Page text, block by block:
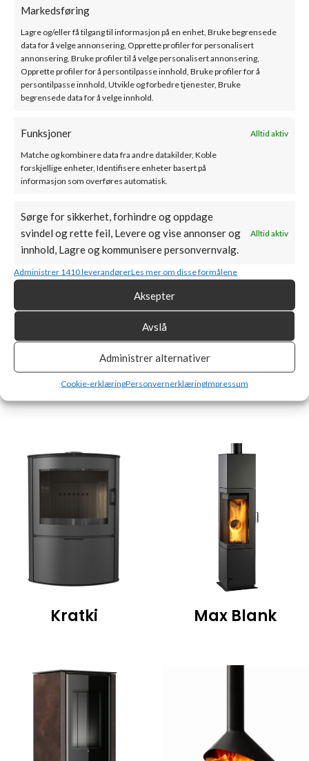
Markedsføring
Lagre og/eller få tilgang til informasjon på en enhet, Bruke begrensede
data for å velge annonsering, Opprette profiler for personalisert
annonsering, Bruke profiler til å velge personalisert annonsering,
Opprette profiler for å persontilpasse innhold, Bruke profiler for å
persontilpasse innhold, Utvikle og forbedre tjenester, Bruke
begrensede data for å velge innhold.
Funksjoner Alltid aktiv
Matche og kombinere data fra andre datakilder, Koble
forskjellige enheter, Identifisere enheter basert på
informasjon som overføres automatisk.
Sørge for sikkerhet, forhindre og oppdage
svindel og rette feil, Levere og vise annonser og
innhold, Lagre og kommunisere personvernvalg.
Alltid aktiv
Administrer 1410 leverandørerLes mer om disse formålene
Aksepter
Avslå
Administrer alternativer
Cookie-erklæringPersonvernerklæringImpressum
Fireplace
Rocal Kobok
Kratki Max Blank